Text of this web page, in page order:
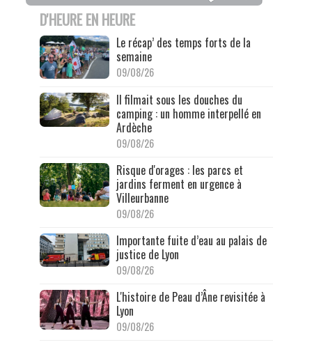
D'HEURE EN HEURE
Le récap’ des temps forts de la
semaine
09/08/26
Il filmait sous les douches du
camping : un homme interpellé en
Ardèche
09/08/26
Risque d'orages : les parcs et
jardins ferment en urgence à
Villeurbanne
09/08/26
Importante fuite d’eau au palais de
justice de Lyon
09/08/26
L'histoire de Peau d’Âne revisitée à
Lyon
09/08/26